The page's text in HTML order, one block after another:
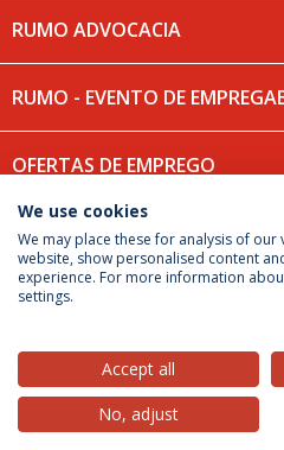
RUMO ADVOCACIA
RUMO - EVENTO DE
OFERTAS DE EMPREGO
Política de Privacidade
© 2026 Universidade
We use cookies
We may place these for analysis of
website, show personalised content
experience. For more information
settings.
Accept all
No, adjust